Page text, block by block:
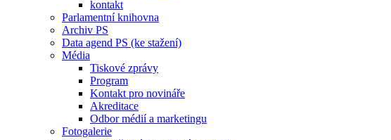
kontakt
Parlamentní knihovna
Archiv PS
Data agend PS (ke stažení)
Média
Tiskové zprávy
Program
Kontakt pro novináře
Akreditace
Odbor médií a marketingu
Fotogalerie